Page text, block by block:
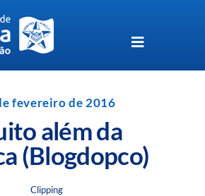
Toggle
Navigation
Batista
fevereiro de 2016
além da
(Blogdopco)
Clipping